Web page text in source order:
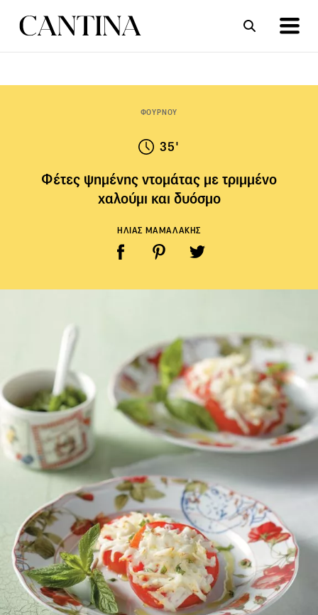
ΦΟΥΡΝΟΥ
35'
Φέτες ψημένης ντομάτας με τριμμένο
χαλούμι και δυόσμο
ΗΛΙΑΣ ΜΑΜΑΛΑΚΗΣ